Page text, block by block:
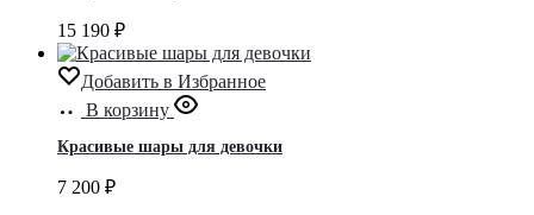
15 190 ₽
Добавить в Избранное
В корзину
Красивые шары для девочки
7 200 ₽